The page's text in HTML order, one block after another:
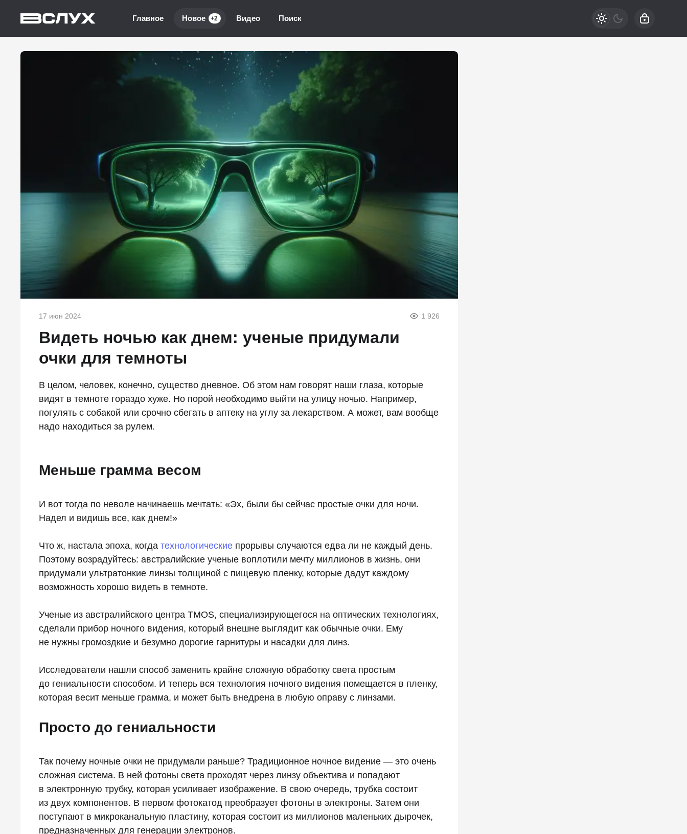
Главное Новое +2 Видео Поиск
17 июн 2024 1 926
Видеть ночью как днем: ученые придумали
очки для темноты
В целом, человек, конечно, существо дневное. Об этом нам говорят наши глаза, которые
видят в темноте гораздо хуже. Но порой необходимо выйти на улицу ночью. Например,
погулять с собакой или срочно сбегать в аптеку на углу за лекарством. А может, вам вообще
надо находиться за рулем.
Меньше грамма весом
И вот тогда по неволе начинаешь мечтать: «Эх, были бы сейчас простые очки для ночи.
Надел и видишь все, как днем!»
Что ж, настала эпоха, когда технологические прорывы случаются едва ли не каждый день.
Поэтому возрадуйтесь: австралийские ученые воплотили мечту миллионов в жизнь, они
придумали ультратонкие линзы толщиной с пищевую пленку, которые дадут каждому
возможность хорошо видеть в темноте.
Ученые из австралийского центра TMOS, специализирующегося на оптических технологиях,
сделали прибор ночного видения, который внешне выглядит как обычные очки. Ему
не нужны громоздкие и безумно дорогие гарнитуры и насадки для линз.
Исследователи нашли способ заменить крайне сложную обработку света простым
до гениальности способом. И теперь вся технология ночного видения помещается в пленку,
которая весит меньше грамма, и может быть внедрена в любую оправу с линзами.
Просто до гениальности
Так почему ночные очки не придумали раньше? Традиционное ночное видение — это очень
сложная система. В ней фотоны света проходят через линзу объектива и попадают
в электронную трубку, которая усиливает изображение. В свою очередь, трубка состоит
из двух компонентов. В первом фотокатод преобразует фотоны в электроны. Затем они
поступают в микроканальную пластину, которая состоит из миллионов маленьких дырочек,
предназначенных для генерации электронов.